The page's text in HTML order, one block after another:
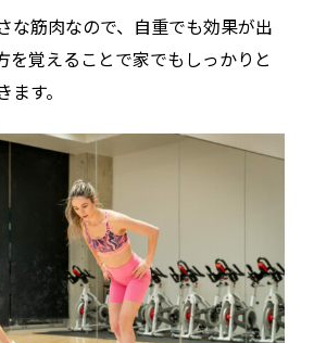
な筋肉なので、自重でも効果が出
を覚えることで家でもしっかりと
す。